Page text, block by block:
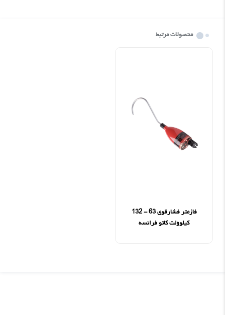
محصولات مرتبط
فازمتر فشارقوی 63 - 132
کیلوولت کاتو فرانسه